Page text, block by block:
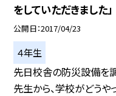
をしていただきました」
公開日 2017/04/23
４年生
先日校舎の防災設備を
先生から、学校がどうや